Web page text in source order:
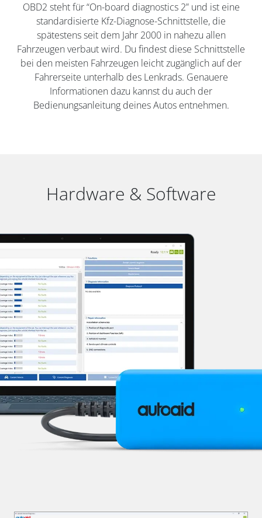
OBD2 steht für “On-board diagnostics 2” und ist eine
standardisierte Kfz-Diagnose-Schnittstelle, die
spätestens seit dem Jahr 2000 in nahezu allen
Fahrzeugen verbaut wird. Du findest diese Schnittstelle
bei den meisten Fahrzeugen leicht zugänglich auf der
Fahrerseite unterhalb des Lenkrads. Genauere
Informationen dazu kannst du auch der
Bedienungsanleitung deines Autos entnehmen.
Hardware & Software